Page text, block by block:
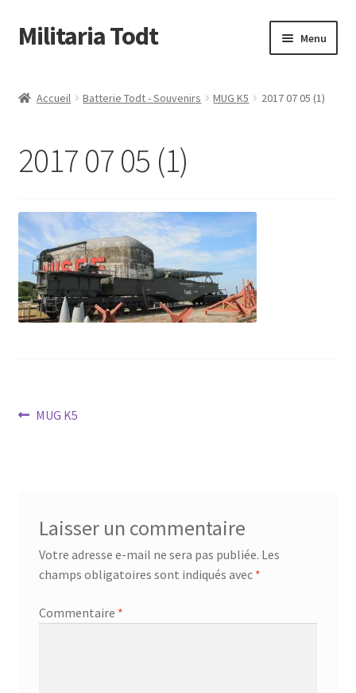
Aller
à
navigation
Aller
au
Militaria Todt Menu
Livraison & retour
Accueil Batterie Todt - Souvenirs MUG K5 2017 07 05 (1)
2017 07 05 (1)
Navigation
Article
MUG K5
Laisser un commentaire
Votre adresse e-mail ne sera pas publiée. Les
champs obligatoires sont indiqués avec *
Commentaire *